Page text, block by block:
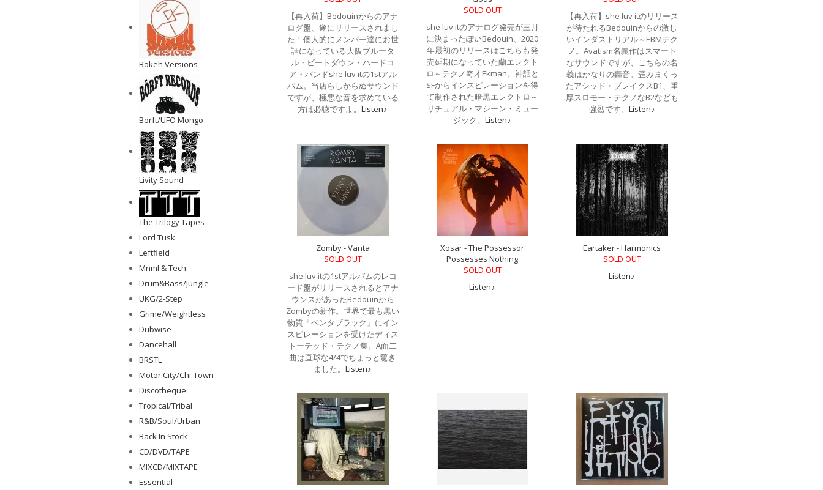
【再入荷】Bedouinからのアナ
ログ盤、遂にリリースされまし
た！個人的にメンバー達にお世
話になっている大阪ブルータ
ル・ビートダウン・ハードコ
ア・バンドshe luv itの1stアル
バム。当店らしからぬサウンド
ですが、極悪な音を求めている
方は必聴ですよ。 Listen♪
SOLD OUT
she luv itのアナログ発売が三月
に決まったぽいBedouin、2020
年最初のリリースはこちらも発
売延期になっていた蘭エレクト
ロ～テクノ奇才Ekman。神話と
SFからインスピレーションを得
て制作された暗黒エレクトロ～
リチュアル・マシーン・ミュー
ジック。 Listen♪
【再入荷】she luv itのリリース
が待たれるBedouinからの激し
いインダストリアル～EBMテク
ノ。Avatism名義作はスマート
なサウンドですが、こちらの名
義はかなりの轟音。歪みまくっ
たアシッド・ブレイクスB1、重
厚スロモー・テクノなB2なども
強烈です。 Listen♪
Zomby - Vanta
SOLD OUT
she luv itの1stアルバムのレコ
ード盤がリリースされるとアナ
ウンスがあったBedouinから
Zombyの新作。世界で最も黒い
物質「ベンタブラック」にイン
スピレーションを受けたディス
トーテッド・テクノ集。A面二
曲は直球な4/4でちょっと驚き
ました。 Listen♪
Xosar - The Possessor
Possesses Nothing
SOLD OUT
Listen♪
Eartaker - Harmonics
SOLD OUT
Listen♪
Bokeh Versions
Borft/UFO Mongo
Livity Sound
The Trilogy Tapes
Lord Tusk
Leftfield
Mnml & Tech
Drum&Bass/Jungle
UKG/2-Step
Grime/Weightless
Dubwise
Dancehall
BRSTL
Motor City/Chi-Town
Discotheque
Tropical/Tribal
R&B/Soul/Urban
Back In Stock
CD/DVD/TAPE
MIXCD/MIXTAPE
Essential